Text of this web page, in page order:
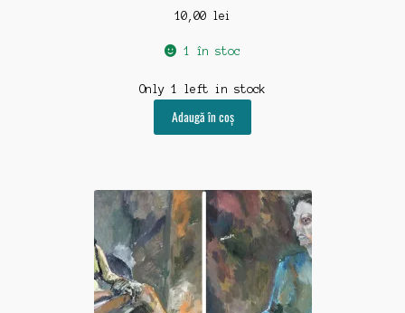
10,00 lei
1 în stoc
Only 1 left in stock
Adaugă în coș